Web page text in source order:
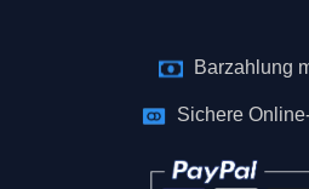
Barzahlung
Sichere